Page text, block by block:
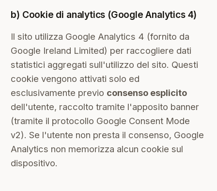
b) Cookie di analytics (Google Analytics 4)
Il sito utilizza Google Analytics 4 (fornito da
Google Ireland Limited) per raccogliere dati
statistici aggregati sull'utilizzo del sito. Questi
cookie vengono attivati solo ed
esclusivamente previo consenso esplicito
dell'utente, raccolto tramite l'apposito banner
(tramite il protocollo Google Consent Mode
v2). Se l'utente non presta il consenso, Google
Analytics non memorizza alcun cookie sul
dispositivo.